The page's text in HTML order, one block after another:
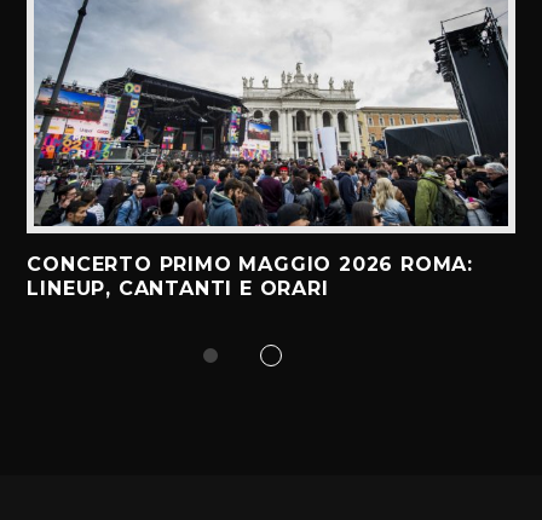
CONCERTO PRIMO MAGGIO 2026 ROMA:
LINEUP, CANTANTI E ORARI